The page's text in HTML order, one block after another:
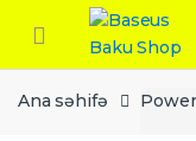
navigation
content
Ana səhifə